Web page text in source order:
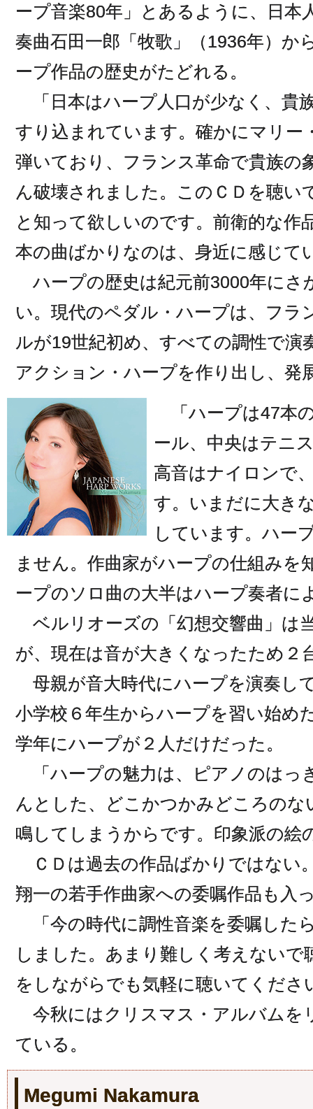
ープ音楽80年」とあるように、日本
奏曲石田一郎「牧歌」（1936年）か
ープ作品の歴史がたどれる。
「日本はハープ人口が少なく、貴
すり込まれています。確かにマリー
弾いており、フランス革命で貴族の
ん破壊されました。このＣＤを聴い
と知って欲しいのです。前衛的な作
本の曲ばかりなのは、身近に感じて
ハープの歴史は紀元前3000年にさ
い。現代のペダル・ハープは、フラ
ルが19世紀初め、すべての調性で演
アクション・ハープを作り出し、発
「ハープは47本
ール、中央はテニ
高音はナイロンで
す。いまだに大き
しています。ハー
ません。作曲家がハープの仕組みを
ープのソロ曲の大半はハープ奏者に
ベルリオーズの「幻想交響曲」は
が、現在は音が大きくなったため２
母親が音大時代にハープを演奏し
小学校６年生からハープを習い始め
学年にハープが２人だけだった。
「ハープの魅力は、ピアノのはっ
んとした、どこかつかみどころの
鳴してしまうからです。印象派の絵
ＣＤは過去の作品ばかりではない
翔一の若手作曲家への委嘱作品も入
「今の時代に調性音楽を委嘱した
しました。あまり難しく考えないで
をしながらでも気軽に聴いてくださ
今秋にはクリスマス・アルバムを
ている。
Megumi Nakamura